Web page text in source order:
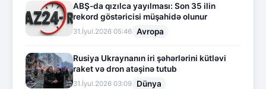
ABŞ-da qızılca yayılması: Son 35 ilin
rekord göstəricisi müşahidə olunur
31.İyul.2026 05:46 Avropa
Rusiya Ukraynanın iri şəhərlərini kütləvi
raket və dron atəşinə tutub
31.İyul.2026 03:09 Dünya